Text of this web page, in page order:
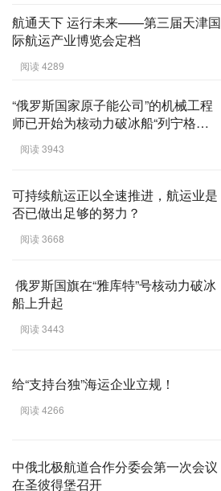
航通天下 运行未来——第三届天津国
际航运产业博览会定档
阅读 4289
“俄罗斯国家原子能公司”的机械工程
师已开始为核动力破冰船“列宁格
勒”组装反应堆壳体
阅读 3943
可持续航运正以全速推进，航运业是
否已做出足够的努力？
阅读 3668
俄罗斯国旗在“雅库特”号核动力破冰
船上升起
阅读 3443
给“支持台独”海运企业立规！
阅读 4266
中俄北极航道合作分委会第一次会议
在圣彼得堡召开